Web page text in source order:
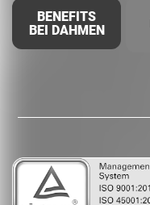
BENEFITS
BEI DAHMEN